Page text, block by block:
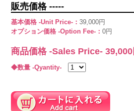
販売価格 -----
基本価格 -Unit Price-：39,000円
オプション価格 -Option Fee-：0円
商品価格 -Sales Price-39,000
◆数量 -Qyantity-